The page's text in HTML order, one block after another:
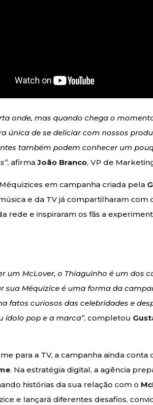
onde, mas quando chega o
única de se deliciar com nossos
também podem conhecer um
, afirmaJoão Branco, VP de
em campanha criada pela
e da TV já compartilharam com
rede e inspiraram os fãs a
um McLover, o Thiaguinho é um dos
sua Méquizice é uma forma da
fatos curiosos das celebridades e
ídolo pop e a marca”, completou
para a TV, a campanha ainda
. Na estratégia digital, a agência
histórias da sua relação com o
e lançará diferentes desafios,